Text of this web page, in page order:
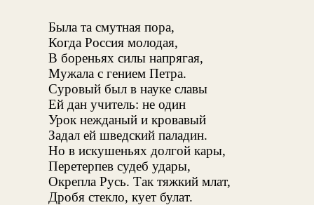
Была та смутная пора,
Когда Россия молодая,
В бореньях силы напрягая,
Мужала с гением Петра.
Суровый был в науке славы
Ей дан учитель: не один
Урок нежданый и кровавый
Задал ей шведский паладин.
Но в искушеньях долгой кары,
Перетерпев судеб удары,
Окрепла Русь. Так тяжкий млат,
Дробя стекло, кует булат.